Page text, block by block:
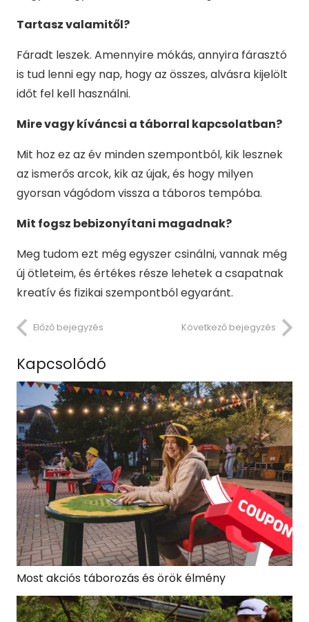
Tartasz valamitől?
Fáradt leszek. Amennyire mókás, annyira fárasztó
is tud lenni egy nap, hogy az összes, alvásra kijelölt
időt fel kell használni.
Mire vagy kíváncsi a táborral kapcsolatban?
Mit hoz ez az év minden szempontból, kik lesznek
az ismerős arcok, kik az újak, és hogy milyen
gyorsan vágódom vissza a táboros tempóba.
Mit fogsz bebizonyítani magadnak?
Meg tudom ezt még egyszer csinálni, vannak még
új ötleteim, és értékes része lehetek a csapatnak
kreatív és fizikai szempontból egyaránt.
Előző bejegyzés Következő bejegyzés
Kapcsolódó
Most akciós táborozás és örök élmény